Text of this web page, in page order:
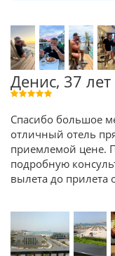
Денис, 37 лет
Спасибо большое
отличный отель
приемлемой цене.
подробную
вылета до прилета